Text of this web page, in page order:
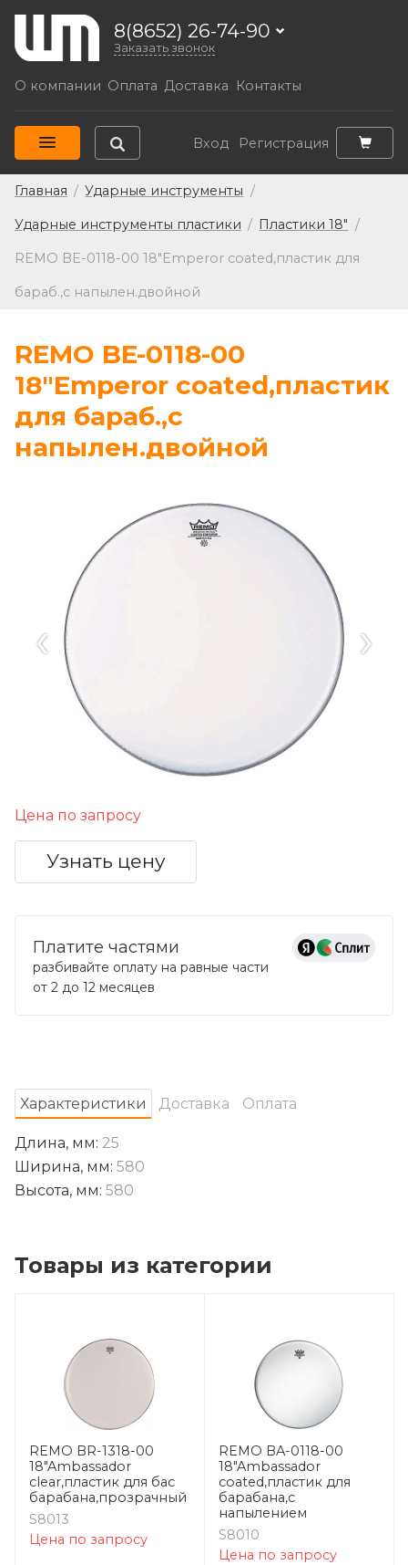
8(8652) 26-74-90
Заказать звонок
О компании Оплата Доставка Контакты
Вход Регистрация
Главная / Ударные инструменты /
Ударные инструменты пластики / Пластики 18" /
REMO BE-0118-00 18"Emperor coated,пластик для
бараб.,с напылен.двойной
REMO BE-0118-00
18"Emperor coated,пластик
для бараб.,с
напылен.двойной
‹ ›
Цена по запросу
Узнать цену
Платите частями
разбивайте оплату на равные части
от 2 до 12 месяцев
Характеристики Доставка Оплата
Длина, мм: 25
Ширина, мм: 580
Высота, мм: 580
Товары из категории
REMO BR-1318-00
18"Ambassador
clear,пластик для бас
барабана,прозрачный
S8013
Цена по запросу
REMO BA-0118-00
18"Ambassador
coated,пластик для
барабана,с
напылением
S8010
Цена по запросу